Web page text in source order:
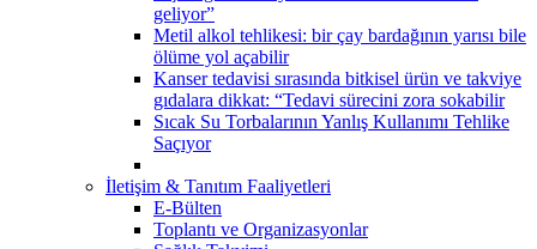
geliyor”
Metil alkol tehlikesi: bir çay bardağının yarısı bile
ölüme yol açabilir
Kanser tedavisi sırasında bitkisel ürün ve takviye
gıdalara dikkat: “Tedavi sürecini zora sokabilir
Sıcak Su Torbalarının Yanlış Kullanımı Tehlike
Saçıyor
İletişim & Tanıtım Faaliyetleri
E-Bülten
Toplantı ve Organizasyonlar